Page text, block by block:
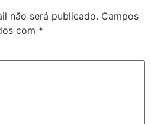
não será publicado. Campos
com *